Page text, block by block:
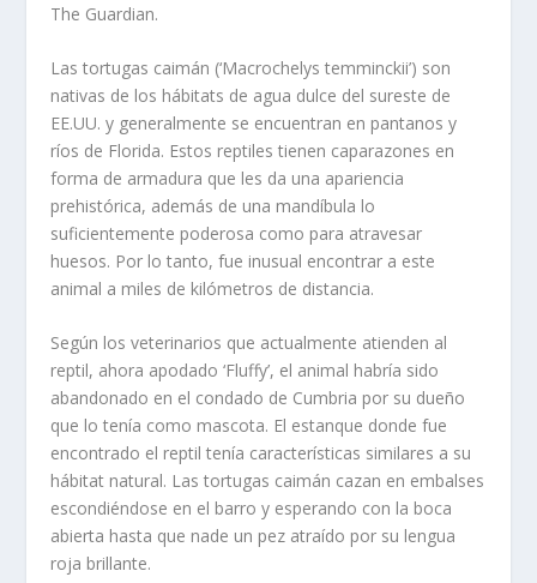
The Guardian.
Las tortugas caimán (‘Macrochelys temminckii’) son
nativas de los hábitats de agua dulce del sureste de
EE.UU. y generalmente se encuentran en pantanos y
ríos de Florida. Estos reptiles tienen caparazones en
forma de armadura que les da una apariencia
prehistórica, además de una mandíbula lo
suficientemente poderosa como para atravesar
huesos. Por lo tanto, fue inusual encontrar a este
animal a miles de kilómetros de distancia.
Según los veterinarios que actualmente atienden al
reptil, ahora apodado ‘Fluffy’, el animal habría sido
abandonado en el condado de Cumbria por su dueño
que lo tenía como mascota. El estanque donde fue
encontrado el reptil tenía características similares a su
hábitat natural. Las tortugas caimán cazan en embalses
escondiéndose en el barro y esperando con la boca
abierta hasta que nade un pez atraído por su lengua
roja brillante.